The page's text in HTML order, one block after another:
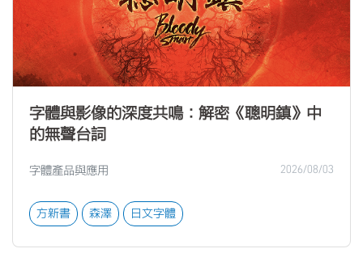
字體與影像的深度共鳴：解密《聰明鎮》中
的無聲台詞
字體產品與應用 2026/08/03
方新書 森澤 日文字體